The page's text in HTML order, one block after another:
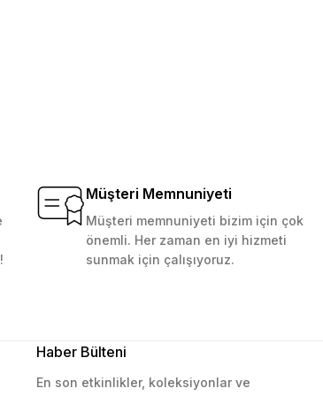
Müşteri Memnuniyeti
Müşteri memnuniyeti bizim için çok
önemli. Her zaman en iyi hizmeti
sunmak için çalışıyoruz.
Haber Bülteni
En son etkinlikler, koleksiyonlar ve